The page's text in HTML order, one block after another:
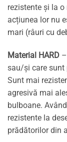
rezistente și la
acțiunea lor nu
mari (râuri cu
Material HARD
sau/și care sunt
Sunt mai
agresivă mai
bulboane.
rezistente la
prădătorilor din